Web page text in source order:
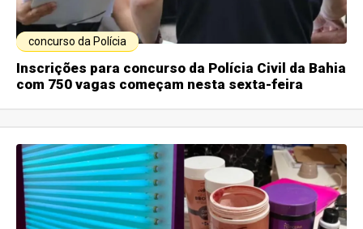
concurso da Polícia
Inscrições para concurso da Polícia Civil da Bahia
com 750 vagas começam nesta sexta-feira